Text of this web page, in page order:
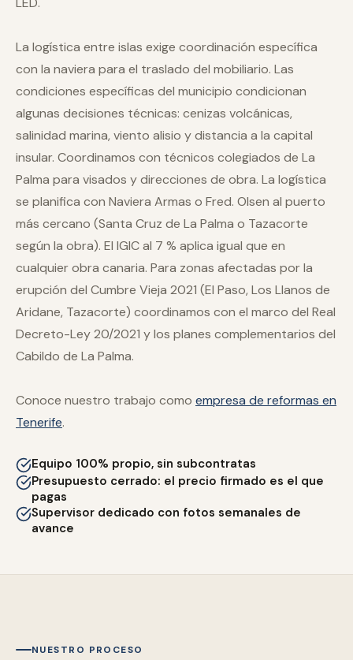
La logística entre islas exige coordinación específica
con la naviera para el traslado del mobiliario. Las
condiciones específicas del municipio condicionan
algunas decisiones técnicas: cenizas volcánicas,
salinidad marina, viento alisio y distancia a la capital
insular. Coordinamos con técnicos colegiados de La
Palma para visados y direcciones de obra. La logística
se planifica con Naviera Armas o Fred. Olsen al puerto
más cercano (Santa Cruz de La Palma o Tazacorte
según la obra). El IGIC al 7 % aplica igual que en
cualquier obra canaria. Para zonas afectadas por la
erupción del Cumbre Vieja 2021 (El Paso, Los Llanos de
Aridane, Tazacorte) coordinamos con el marco del Real
Decreto-Ley 20/2021 y los planes complementarios del
Cabildo de La Palma.
Conoce nuestro trabajo como empresa de reformas en
Tenerife.
Equipo 100% propio, sin subcontratas
Presupuesto cerrado: el precio firmado es el que
pagas
Supervisor dedicado con fotos semanales de
avance
NUESTRO PROCESO